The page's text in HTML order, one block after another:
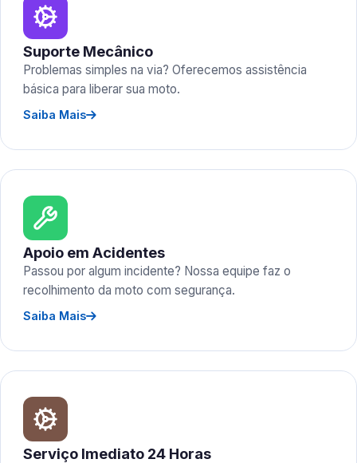
Suporte Mecânico
Problemas simples na via? Oferecemos assistência
básica para liberar sua moto.
Saiba Mais
Apoio em Acidentes
Passou por algum incidente? Nossa equipe faz o
recolhimento da moto com segurança.
Saiba Mais
Serviço Imediato 24 Horas